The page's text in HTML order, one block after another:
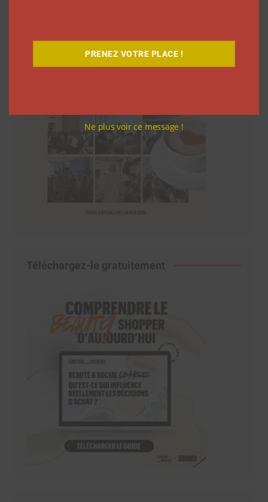
Téléchargez-le gratuitement
PRENEZ VOTRE PLACE !
Ne plus voir ce message !